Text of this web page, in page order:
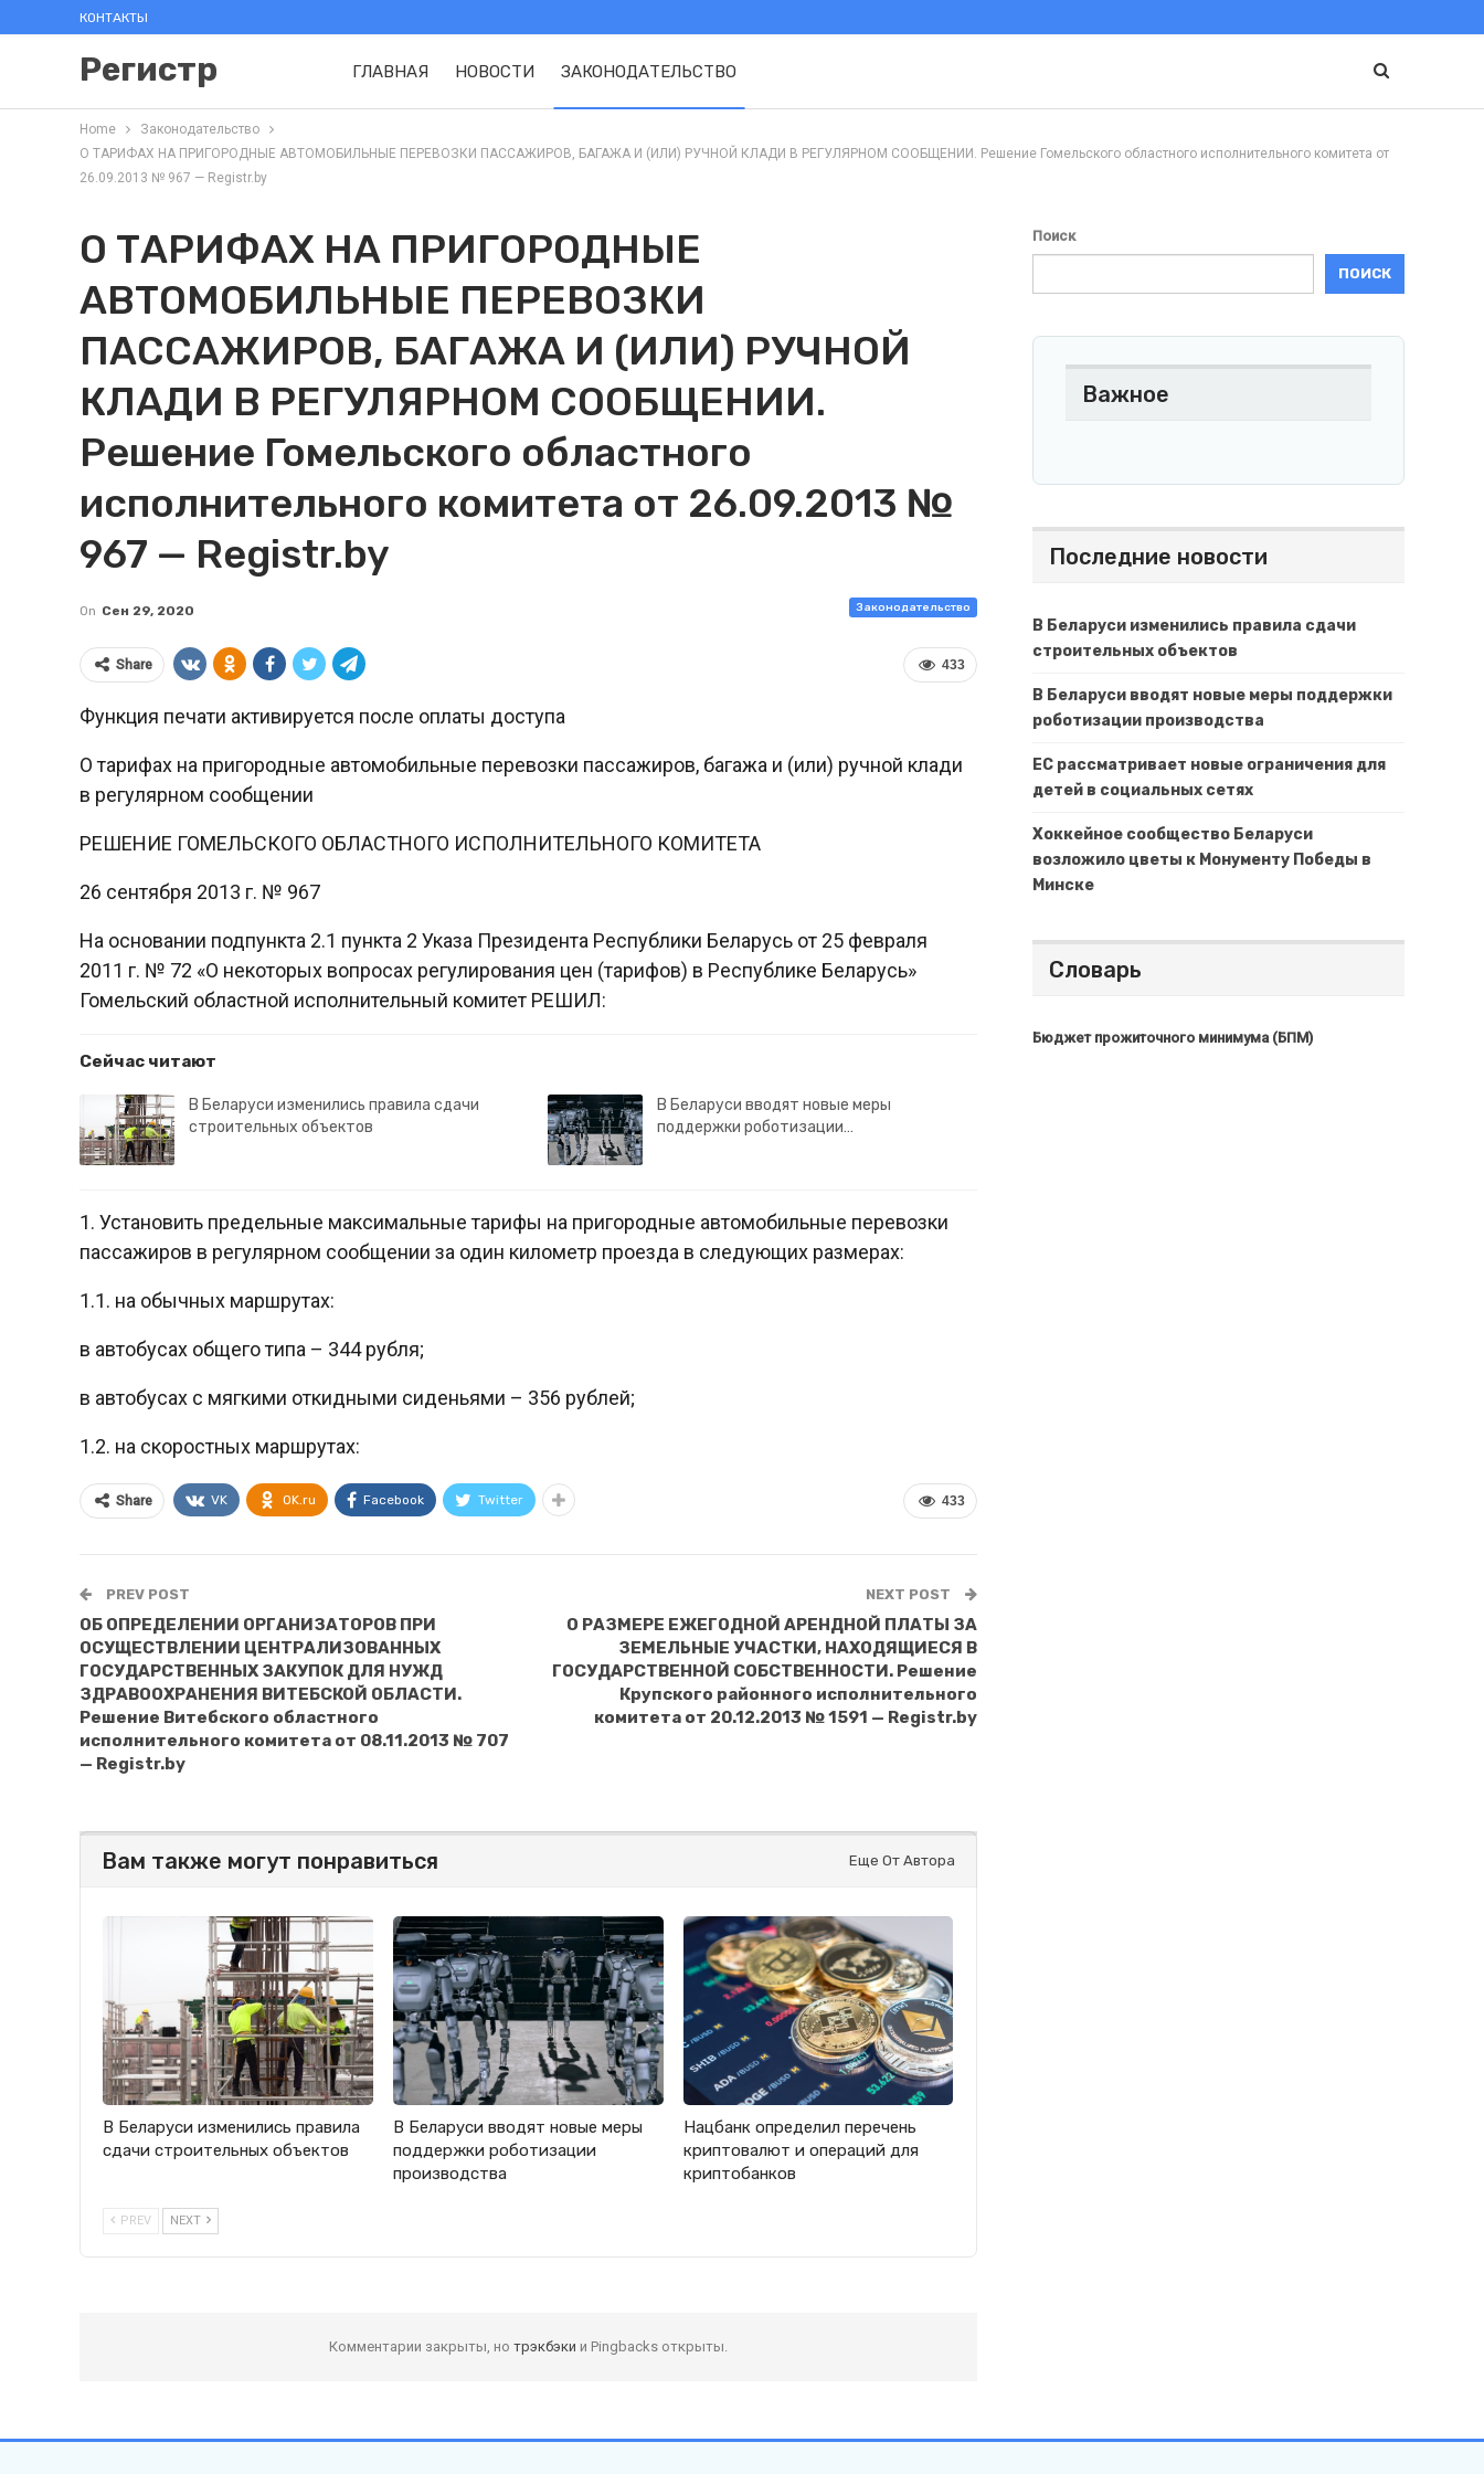
КОНТАКТЫ
Регистр ГЛАВНАЯ НОВОСТИ ЗАКОНОДАТЕЛЬСТВО
Home
Законодательство
О ТАРИФАХ НА ПРИГОРОДНЫЕ АВТОМОБИЛЬНЫЕ ПЕРЕВОЗКИ ПАССАЖИРОВ, БАГАЖА И (ИЛИ) РУЧНОЙ КЛАДИ В РЕГУЛЯРНОМ СООБЩЕНИИ. Решение Гомельского областного исполнительного комитета от
26.09.2013 № 967 — Registr.by
О ТАРИФАХ НА ПРИГОРОДНЫЕ
АВТОМОБИЛЬНЫЕ ПЕРЕВОЗКИ
ПАССАЖИРОВ, БАГАЖА И (ИЛИ) РУЧНОЙ
КЛАДИ В РЕГУЛЯРНОМ СООБЩЕНИИ.
Решение Гомельского областного
исполнительного комитета от 26.09.2013 №
967 — Registr.by
Законодательство
On Сен 29, 2020
433
Share
Функция печати активируется после оплаты доступа
О тарифах на пригородные автомобильные перевозки пассажиров, багажа и (или) ручной клади
в регулярном сообщении
РЕШЕНИЕ ГОМЕЛЬСКОГО ОБЛАСТНОГО ИСПОЛНИТЕЛЬНОГО КОМИТЕТА
26 сентября 2013 г. № 967
На основании подпункта 2.1 пункта 2 Указа Президента Республики Беларусь от 25 февраля
2011 г. № 72 «О некоторых вопросах регулирования цен (тарифов) в Республике Беларусь»
Гомельский областной исполнительный комитет РЕШИЛ:
Сейчас читают
В Беларуси изменились правила сдачи
строительных объектов
В Беларуси вводят новые меры
поддержки роботизации…
1. Установить предельные максимальные тарифы на пригородные автомобильные перевозки
пассажиров в регулярном сообщении за один километр проезда в следующих размерах:
1.1. на обычных маршрутах:
в автобусах общего типа – 344 рубля;
в автобусах с мягкими откидными сиденьями – 356 рублей;
1.2. на скоростных маршрутах:
433
Share VK OK.ru Facebook Twitter
PREV POST
ОБ ОПРЕДЕЛЕНИИ ОРГАНИЗАТОРОВ ПРИ
ОСУЩЕСТВЛЕНИИ ЦЕНТРАЛИЗОВАННЫХ
ГОСУДАРСТВЕННЫХ ЗАКУПОК ДЛЯ НУЖД
ЗДРАВООХРАНЕНИЯ ВИТЕБСКОЙ ОБЛАСТИ.
Решение Витебского областного
исполнительного комитета от 08.11.2013 № 707
— Registr.by
NEXT POST
О РАЗМЕРЕ ЕЖЕГОДНОЙ АРЕНДНОЙ ПЛАТЫ ЗА
ЗЕМЕЛЬНЫЕ УЧАСТКИ, НАХОДЯЩИЕСЯ В
ГОСУДАРСТВЕННОЙ СОБСТВЕННОСТИ. Решение
Крупского районного исполнительного
комитета от 20.12.2013 № 1591 — Registr.by
Вам также могут понравиться Еще От Автора
В Беларуси изменились правила
сдачи строительных объектов
В Беларуси вводят новые меры
поддержки роботизации
производства
Нацбанк определил перечень
криптовалют и операций для
криптобанков
PREV NEXT
Комментарии закрыты, но трэкбэки и Pingbacks открыты.
Поиск
ПОИСК
Важное
Последние новости
В Беларуси изменились правила сдачи
строительных объектов
В Беларуси вводят новые меры поддержки
роботизации производства
ЕС рассматривает новые ограничения для
детей в социальных сетях
Хоккейное сообщество Беларуси
возложило цветы к Монументу Победы в
Минске
Словарь
Бюджет прожиточного минимума (БПМ)